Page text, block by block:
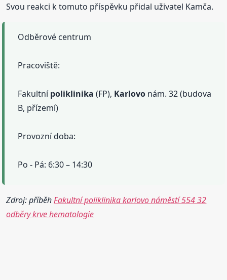
Svou reakci k tomuto příspěvku přidal uživatel Kamča.
Odběrové centrum
Pracoviště:
Fakultnípoliklinika (FP), Karlovo nám. 32 (budova
B, přízemí)
Provozní doba:
Po - Pá: 6:30 – 14:30
Zdroj: příběhFakultní poliklinika karlovo náměstí 554 32
odběry krve hematologie